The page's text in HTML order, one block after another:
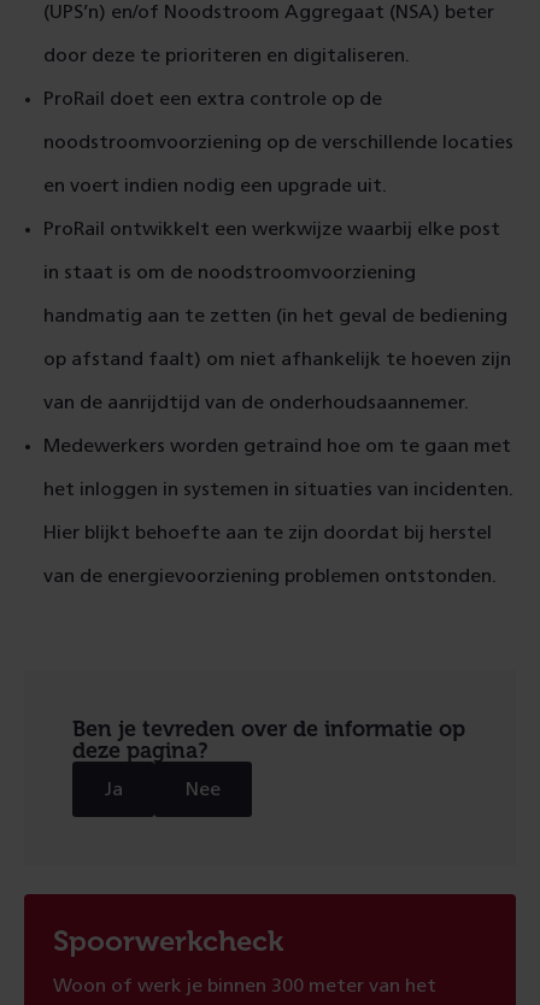
(UPS’n) en/of Noodstroom Aggregaat (NSA) beter
door deze te prioriteren en digitaliseren.
ProRail doet een extra controle op de
noodstroomvoorziening op de verschillende locaties
en voert indien nodig een upgrade uit.
ProRail ontwikkelt een werkwijze waarbij elke post
in staat is om de noodstroomvoorziening
handmatig aan te zetten (in het geval de bediening
op afstand faalt) om niet afhankelijk te hoeven zijn
van de aanrijdtijd van de onderhoudsaannemer.
Medewerkers worden getraind hoe om te gaan met
het inloggen in systemen in situaties van incidenten.
Hier blijkt behoefte aan te zijn doordat bij herstel
van de energievoorziening problemen ontstonden.
Ben je tevreden over de informatie op
deze pagina?
Ja Nee
Spoorwerkcheck
Woon of werk je binnen 300 meter van het